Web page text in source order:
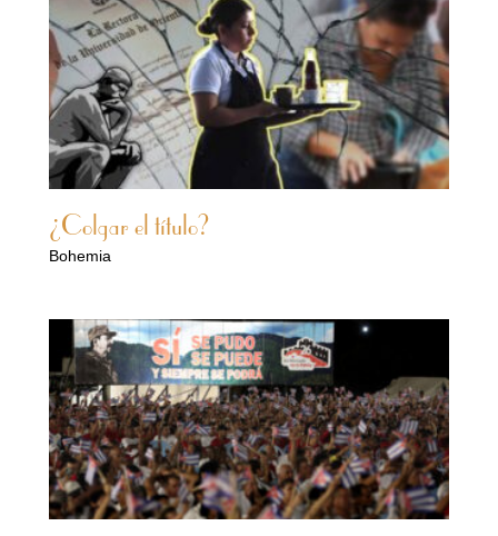
¿Colgar el título?
Bohemia